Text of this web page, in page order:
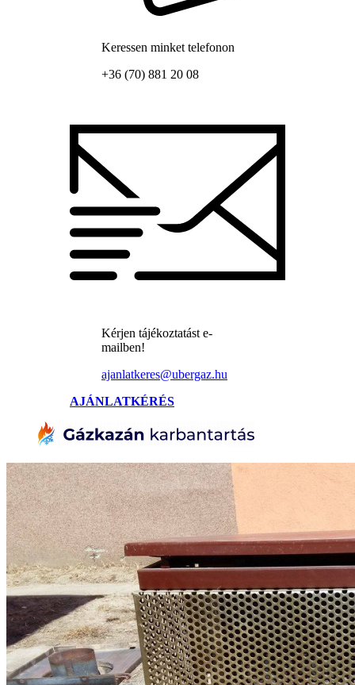
Keressen minket telefonon
+36 (70) 881 20 08
Kérjen tájékoztatást e-
mailben!
ajanlatkeres@ubergaz.hu
AJÁNLATKÉRÉS